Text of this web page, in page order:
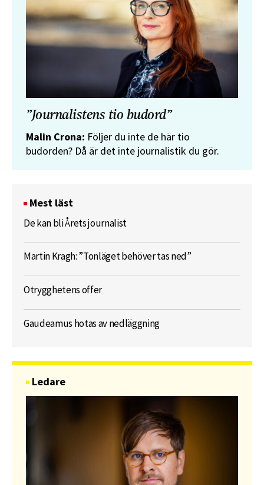
”Journalistens tio budord”
Malin Crona: Följer du inte de här tio
budorden? Då är det inte journalistik du gör.
Mest läst
De kan bli Årets journalist
Martin Kragh: ”Tonläget behöver tas ned”
Otrygghetens offer
Gaudeamus hotas av nedläggning
Ledare